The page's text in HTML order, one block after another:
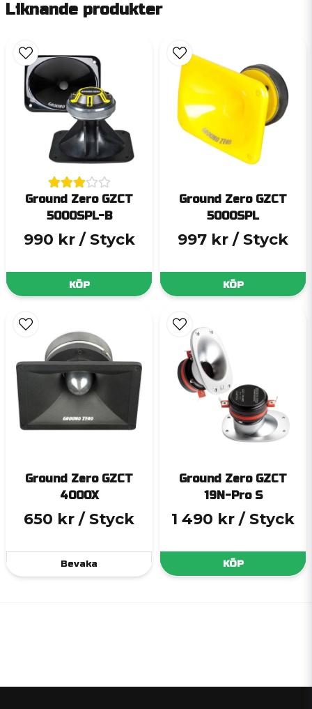
Liknande produkter
Ground Zero GZCT
5000SPL-B
990 kr / Styck
KÖP
Ground Zero GZCT
5000SPL
997 kr / Styck
KÖP
Ground Zero GZCT
4000X
650 kr / Styck
Bevaka
Ground Zero GZCT
19N-Pro S
1 490 kr / Styck
KÖP